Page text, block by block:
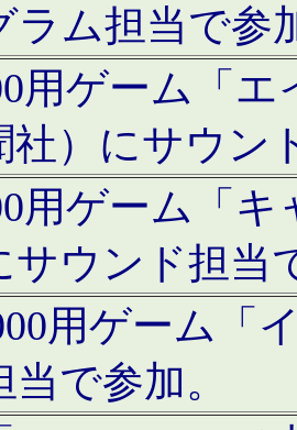
ラム担当で参
用ゲーム「
社）にサウン
用ゲーム「
サウンド担当
用ゲーム「
当で参加。